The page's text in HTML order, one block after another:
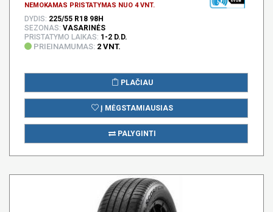
NEMOKAMAS PRISTATYMAS NUO 4 VNT.
DYDIS: 225/55 R18 98H
SEZONAS: VASARINĖS
PRISTATYMO LAIKAS: 1-2 D.D.
PRIEINAMUMAS: 2 VNT.
PLAČIAU
Į MĖGSTAMIAUSIAS
PALYGINTI